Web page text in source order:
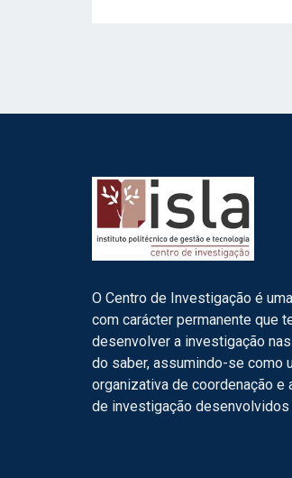
O Centro de Investigação é
com carácter permanente que
desenvolver a investigação
do saber, assumindo-se como
organizativa de coordenação e
de investigação desenvolvidos